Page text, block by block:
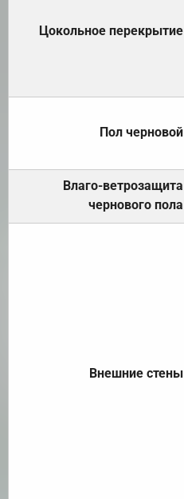
Цокольное перекрытие
Пол черновой
Влаго-ветрозащита
чернового пола
Внешние стены